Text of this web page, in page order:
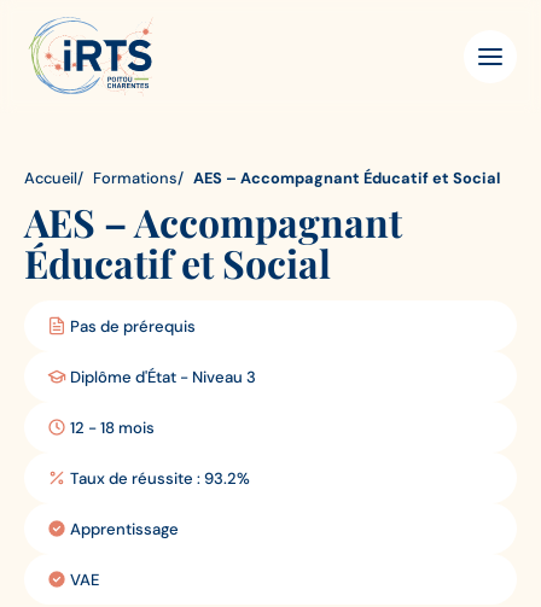
contenu
principal
Poitou-
Charentes
Accueil Formations AES – Accompagnant Éducatif et Social
AES – Accompagnant
Éducatif et Social
Diplôme
requis:
Pas de prérequis
Diplôme
obtenu:
Diplôme d'État - Niveau 3
Durée
de
formation:
12 - 18 mois
Taux
de
Taux de réussite : 93.2%
Modalité:
Apprentissage
Modalité:
VAE
Panneau de gestion des cookies